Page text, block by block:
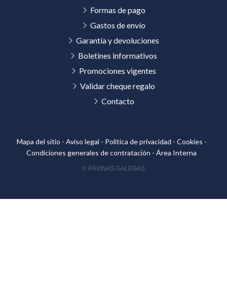
Formas de pago
Gastos de envío
Garantía y devoluciones
Boletines informativos
Promociones vigentes
Validar cheque regalo
Contacto
Mapa del sitio - Aviso legal - Política de privacidad - Cookies -
Condiciones generales de contratación - Área Interna
© PÁXINAS GALEGAS